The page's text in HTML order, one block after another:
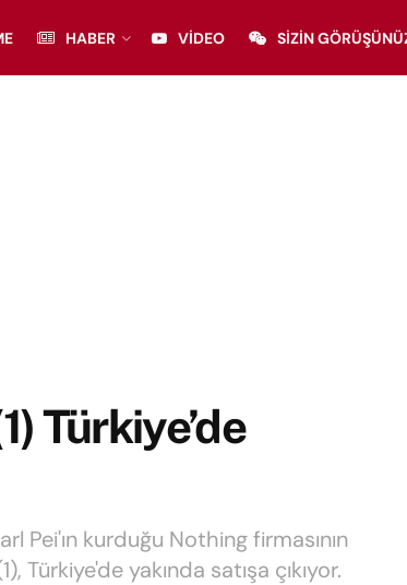
HABER VIDEO SIZIN
Türkiye’de
Pei'ın kurduğu Nothing firmasının
Türkiye'de yakında satışa çıkıyor.